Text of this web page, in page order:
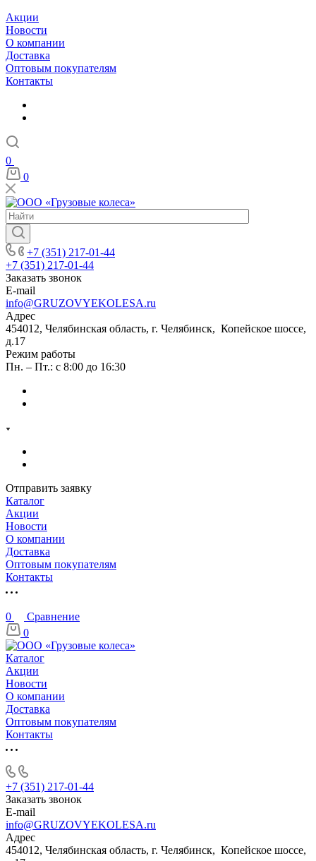
Акции
Новости
О компании
Доставка
Оптовым покупателям
Контакты
0
0
+7 (351) 217-01-44
+7 (351) 217-01-44
Заказать звонок
E-mail
info@GRUZOVYEKOLESA.ru
Адрес
454012, Челябинская область, г. Челябинск, Копейское шоссе,
д.17
Режим работы
Пн. – Пт.: с 8:00 до 16:30
Отправить заявку
Каталог
Акции
Новости
О компании
Доставка
Оптовым покупателям
Контакты
0
Сравнение
0
Каталог
Акции
Новости
О компании
Доставка
Оптовым покупателям
Контакты
+7 (351) 217-01-44
Заказать звонок
E-mail
info@GRUZOVYEKOLESA.ru
Адрес
454012, Челябинская область, г. Челябинск, Копейское шоссе,